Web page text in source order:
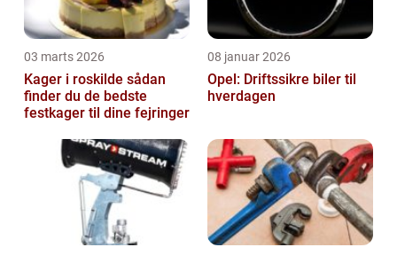
03 marts 2026
Kager i roskilde sådan
finder du de bedste
festkager til dine fejringer
08 januar 2026
Opel: Driftssikre biler til
hverdagen